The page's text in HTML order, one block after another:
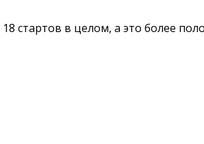
стартов в целом, а это более